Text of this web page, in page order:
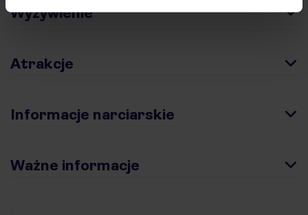
Wyżywienie
Atrakcje
Informacje narciarskie
Ważne informacje